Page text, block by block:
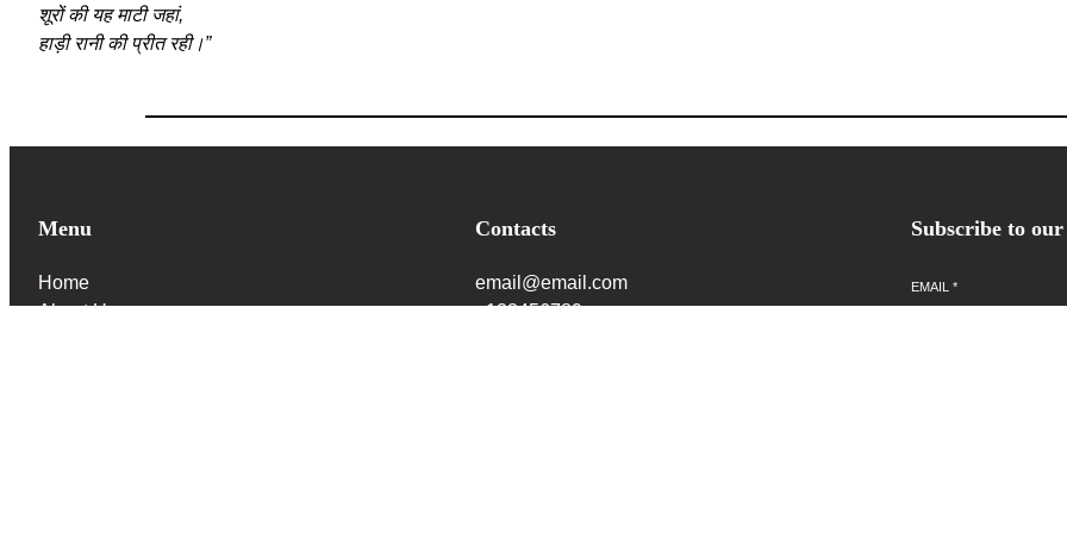
शूरों की यह माटी जहां,
हाड़ी रानी की प्रीत रही।”
Menu
Home
About Us
Contacts
email@email.com
+123456789
Subscribe to
EMAIL*